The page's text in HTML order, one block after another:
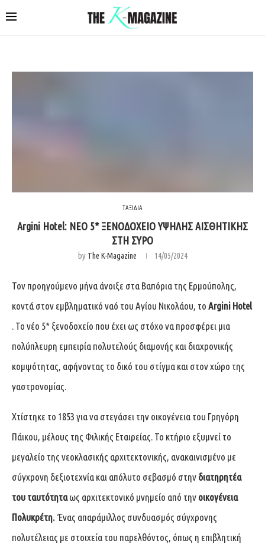
ΤΑΞΙΔΙΑ
Argini Hotel: ΝΕΟ 5* ΞΕΝΟΔΟΧΕΙΟ ΥΨΗΛΗΣ ΑΙΣΘΗΤΙΚΗΣ
ΣΤΗ ΣΥΡΟ
by The K-Magazine 14/05/2024
Τον προηγούμενο μήνα άνοιξε στα Βαπόρια της Ερμούπολης,
κοντά στον εμβληματικό ναό του Αγίου Νικολάου, το Argini Hotel
. Το νέο 5* ξενοδοχείο που έχει ως στόχο να προσφέρει μια
πολύπλευρη εμπειρία πολυτελούς διαμονής και διαχρονικής
κομψότητας, αφήνοντας το δικό του στίγμα και στον χώρο της
γαστρονομίας.
Χτίστηκε το 1853 για να στεγάσει την οικογένεια του Γρηγόρη
Πάικου, μέλους της Φιλικής Εταιρείας. Το κτήριο εξυμνεί το
μεγαλείο της νεοκλασικής αρχιτεκτονικής, ανακαινισμένο με
σύγχρονη δεξιοτεχνία και απόλυτο σεβασμό στην διατηρητέα
του ταυτότηταως αρχιτεκτονικό μνημείο από την οικογένεια
Πολυκρέτη. Ένας απαράμιλλος συνδυασμός σύγχρονης
πολυτέλειας με στοιχεία του παρελθόντος, όπως η επιβλητική